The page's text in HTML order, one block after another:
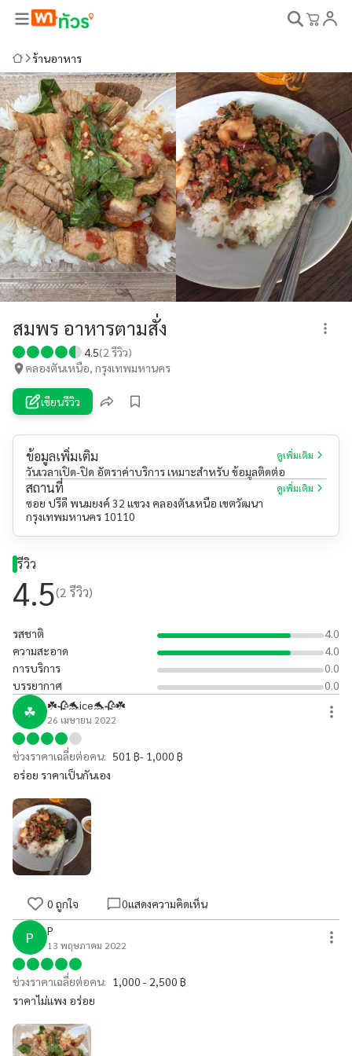
ร้านอาหาร
สมพร อาหารตามสั่ง
4.5(2 รีวิว)
คลองตันเหนือ, กรุงเทพมหานคร
เขียนรีวิว
ข้อมูลเพิ่มเติม ดูเพิ่มเติม
วันเวลาเปิด-ปิด อัตราค่าบริการ เหมาะสำหรับ ข้อมูลติดต่อ
สถานที่ ดูเพิ่มเติม
ซอย ปรีดี พนมยงค์ 32 แขวง คลองตันเหนือ เขตวัฒนา
กรุงเทพมหานคร 10110
รีวิว
4.5(2 รีวิว)
รสชาติ
4.0
ความสะอาด
4.0
การบริการ
0.0
บรรยากาศ
0.0
☘ ☘️🥀🐬ice🐬🥀☘️
26 เมษายน 2022
ช่วงราคาเฉลี่ยต่อคน: 501 ฿- 1,000 ฿
อร่อย ราคาเป็นกันเอง
0 ถูกใจ 0แสดงความคิดเห็น
P P
13 พฤษภาคม 2022
ช่วงราคาเฉลี่ยต่อคน: 1,000 - 2,500 ฿
ราคาไม่แพง อร่อย